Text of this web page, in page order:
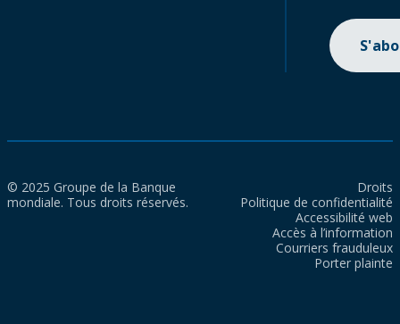
© 2025 Groupe de la Banque
mondiale. Tous droits réservés.
Droits
Politique de confidentialité
Accessibilité web
Accès à l’information
Courriers frauduleux
Porter plainte